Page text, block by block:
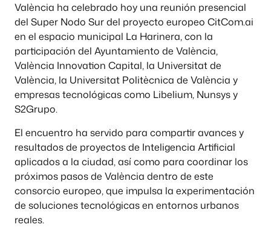
València ha celebrado hoy una reunión presencial
del Super Nodo Sur del proyecto europeo CitCom.ai
en el espacio municipal La Harinera, con la
participación del Ayuntamiento de València,
València Innovation Capital, la Universitat de
València, la Universitat Politècnica de València y
empresas tecnológicas como Libelium, Nunsys y
S2Grupo.
El encuentro ha servido para compartir avances y
resultados de proyectos de Inteligencia Artificial
aplicados a la ciudad, así como para coordinar los
próximos pasos de València dentro de este
consorcio europeo, que impulsa la experimentación
de soluciones tecnológicas en entornos urbanos
reales.